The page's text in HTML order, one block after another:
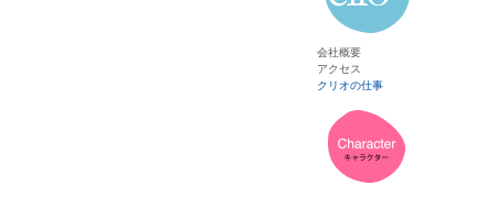
会社概要
アクセス
クリオの仕事